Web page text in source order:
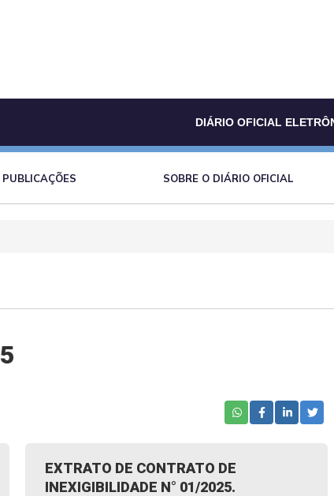
DIÁRIO OFICIAL
PUBLICAÇÕES SOBRE O DIÁRIO OFICIAL
EXTRATO DE CONTRATO DE
INEXIGIBILIDADE N° 01/2025.